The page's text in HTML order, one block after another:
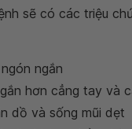
sẽ có các triệu
ngắn
hơn cẳng tay và
dồ và sống mũi dẹt